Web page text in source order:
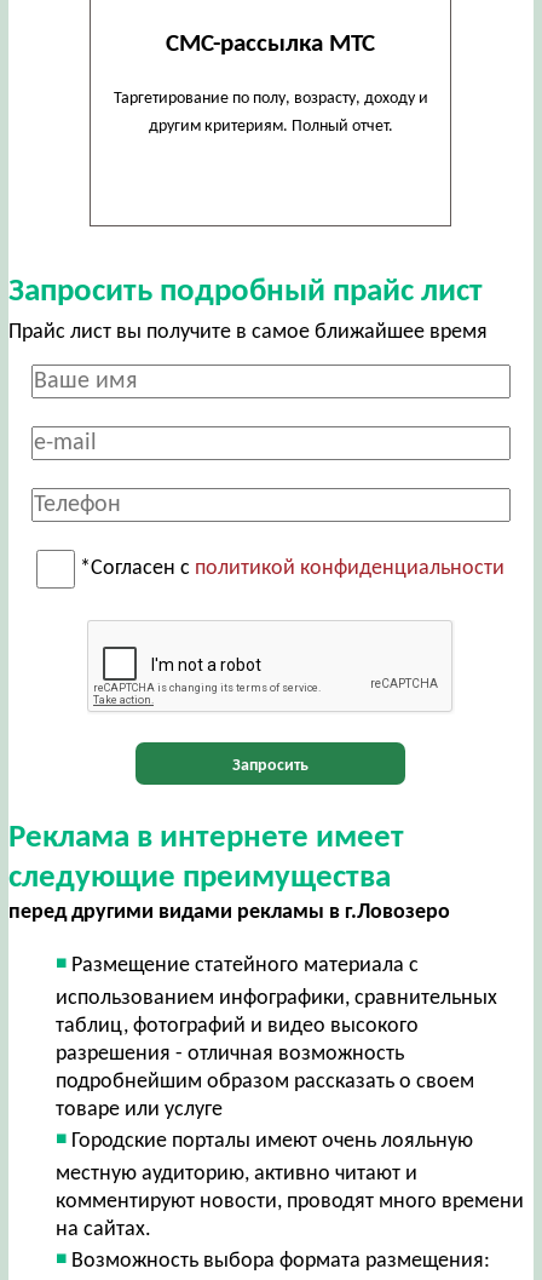
СМС-рассылка МТС
Таргетирование по полу, возрасту, доходу и
другим критериям. Полный отчет.
Запросить подробный прайс лист
Прайс лист вы получите в самое ближайшее время
*Согласен с политикой конфиденциальности
Запросить
Реклама в интернете имеет
следующие преимущества
перед другими видами рекламы в г.Ловозеро
Размещение статейного материала с
использованием инфографики, сравнительных
таблиц, фотографий и видео высокого
разрешения - отличная возможность
подробнейшим образом рассказать о своем
товаре или услуге
Городские порталы имеют очень лояльную
местную аудиторию, активно читают и
комментируют новости, проводят много времени
на сайтах.
Возможность выбора формата размещения: